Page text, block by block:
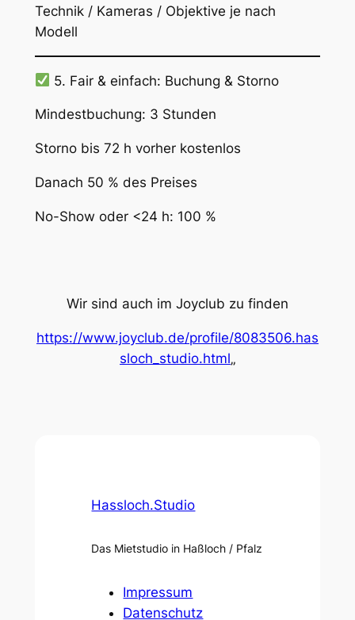
Technik / Kameras / Objektive je nach
Modell
5. Fair & einfach: Buchung & Storno
Mindestbuchung: 3 Stunden
Storno bis 72 h vorher kostenlos
Danach 50 % des Preises
No-Show oder <24 h: 100 %
Wir sind auch im Joyclub zu finden
https://www.joyclub.de/profile/8083506.has
sloch_studio.html„
Hassloch.Studio
Das Mietstudio in Haßloch / Pfalz
Impressum
Datenschutz